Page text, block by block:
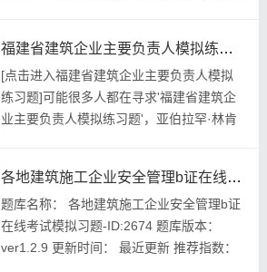
《上海市消防条例》规定，()应当持有相应
的上岗证书。A.消防工程的维修人员B.消防
安全管理人C.自动消防设施的操作人员D.消
防...
福建省建筑企业主要负责人模拟练习题
[点击进入福建省建筑企业主要负责人模拟
练习题]可能很多人都在寻求'福建省建筑企
业主要负责人模拟练习题'，亚伯拉罕·林肯
我们还要更加慎重的对待这个问题。带着这
句话，我们还要更加慎重的对待这个问题。
这样看来，学习好似一片沃土，只要辛勤耕
耘，定会有累累的硕果；...
各地建筑施工企业安全管理b证在线考试模拟习题
题库名称： 各地建筑施工企业安全管理b证
在线考试模拟习题-ID:2674 题库版本：
ver1.2.9 更新时间： 最近更新 推荐指数：